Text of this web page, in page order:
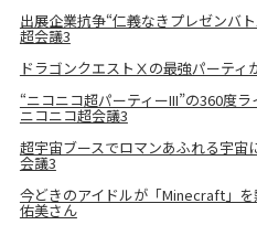
出展企業抗争“仁義なきプレゼンバ
超会議3
ドラゴンクエストⅩの最強パーティ
“ニコニコ超パーティーIII”の360度
ニコニコ超会議3
超宇宙ブースでロマンあふれる宇
会議3
今どきのアイドルが「Minecraft」
佑美さん